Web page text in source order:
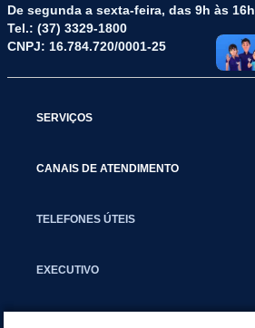
De segunda a sexta-feira, das 9h às 16h
Tel.: (37) 3329-1800
CNPJ: 16.784.720/0001-25
SERVIÇOS
CANAIS DE ATENDIMENTO
TELEFONES ÚTEIS
EXECUTIVO